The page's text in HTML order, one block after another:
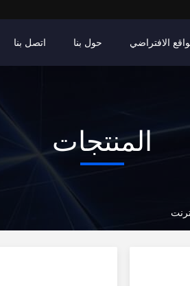
الافتراضي حول بنا اتصل بنا
المنتجات